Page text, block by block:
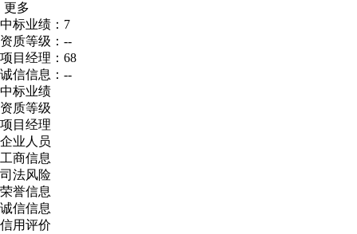
更多
中标业绩：7
资质等级：--
项目经理：68
诚信信息：--
中标业绩
资质等级
项目经理
企业人员
工商信息
司法风险
荣誉信息
诚信信息
信用评价